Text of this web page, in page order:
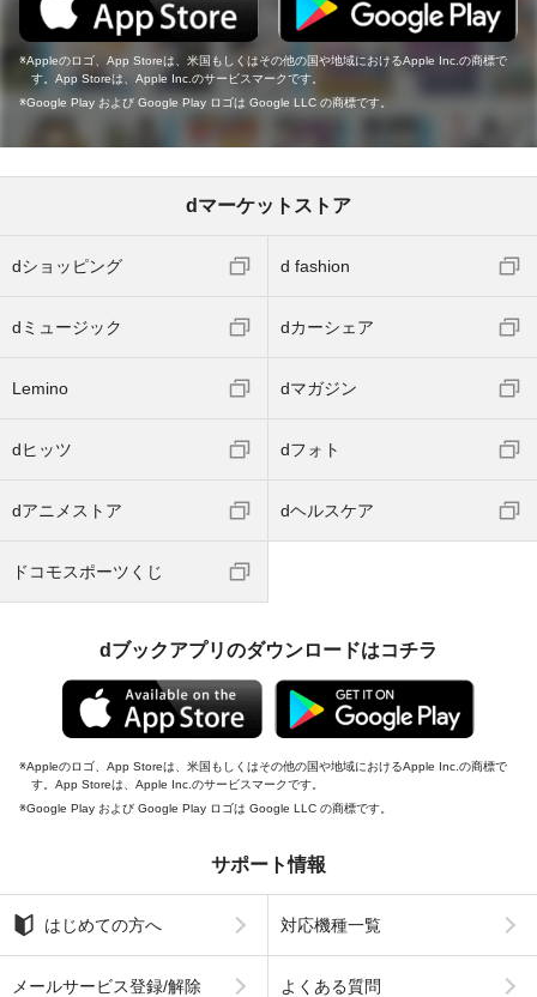
Appleのロゴ、App Storeは、米国もしくはその他の国や地域におけるApple Inc.の商標で
す。App Storeは、Apple Inc.のサービスマークです。
Google Play および Google Play ロゴは Google LLC の商標です。
dマーケットストア
dショッピング d fashion
dミュージック dカーシェア
Lemino dマガジン
dヒッツ dフォト
dアニメストア dヘルスケア
ドコモスポーツくじ
dブックアプリのダウンロードはコチラ
Appleのロゴ、App Storeは、米国もしくはその他の国や地域におけるApple Inc.の商標で
す。App Storeは、Apple Inc.のサービスマークです。
Google Play および Google Play ロゴは Google LLC の商標です。
サポート情報
はじめての方へ 対応機種一覧
メールサービス登録/解除 よくある質問